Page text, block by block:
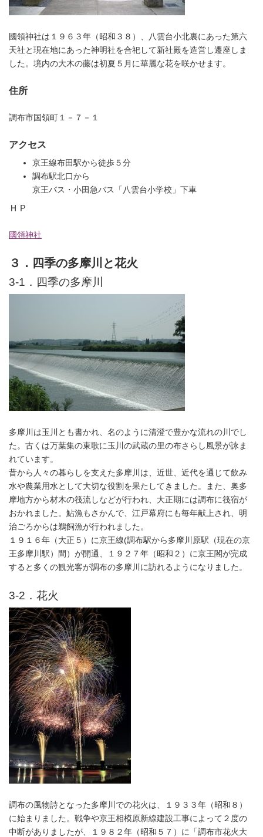
國領神社は１９６３年（昭和３８）、八雲台小北裏にあった第六
天社と現在地にあった神明社を合祀して新社殿を造営し遷座しま
した。境内の大木の藤は初夏５月に華麗な花を咲かせます。
住所
調布市国領町１－７－１
アクセス
京王線布田駅から徒歩５分
調布駅北口から
京王バス・小田急バス「八雲台小学校」下車
ＨＰ
國領神社
３．四季の多摩川と花火
3-1．四季の多摩川
多摩川は玉川とも書かれ、名のように清澄で豊かな流れの川でし
た。古くは万葉集の東歌に玉川の武蔵の里の布さらし風景が詠ま
れています。
昔から人々の暮らしを支えた多摩川は、近世、近代を通じて飲み
水や農業用水として大切な役割を果たしてきました。また、奥多
摩地方から材木の筏流しなどが行われ、大正期には調布に筏宿が
おかれました。鮎漁もさかんで、江戸幕府にも毎年献上され、明
治ごろからは鵜飼漁が行われました。
１９１６年（大正５）に京王線(調布駅から多摩川原駅（現在の京
王多摩川駅）間）が開通、１９２７年（昭和２）に京王閣が完成
すると多くの観光客が調布の多摩川に訪れるようになりました。
3-2．花火
調布の風物詩となった多摩川での花火は、１９３３年（昭和８）
に始まりました。戦争や京王相模原新線建設工事によって２度の
中断がありましたが、１９８２年（昭和５７）に「調布市花火大